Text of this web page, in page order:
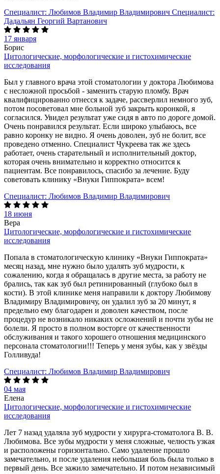
Специалист: Любимов Владимир Владимирович Специалист:
Дадальян Георгий Вартанович
17 января
Борис
Цитологические, морфологические и гистохимические
исследования
Был у главного врача этой стоматологии у доктора Любимова
с несложной просьбой - заменить старую пломбу. Врач
квалифицированно отнесся к задаче, рассверлил немного зуб,
потом посоветовал мне больной зуб закрыть коронкой, я
согласился. Увидел результат уже сидя в авто по дороге домой.
Очень понравился результат. Если широко улыбаюсь, все
равно коронку не видно. Я очень доволен, зуб не болит, все
проведено отменно. Специалист Чукреева так же здесь
работает, очень старательный и исполнительный доктор,
которая очень внимательно и корректно относится к
пациентам. Все понравилось, спасибо за лечение. Буду
советовать клинику «Внуки Гиппократа» всем!
Специалист: Любимов Владимир Владимирович
18 июня
Вера
Цитологические, морфологические и гистохимические
исследования
Попала в стоматологическую клинику «Внуки Гиппократа»
месяц назад, мне нужно было удалять зуб мудрости, к
сожалению, когда я обращалась в другие места, за работу не
брались, так как зуб был ретинированный (глубоко был в
кости). В этой клинике меня направили к доктору Любимову
Владимиру Владимировичу, он удалил зуб за 20 минут, я
предельно ему благодарен и доволен качеством, после
процедур не возникало никаких осложнений и почти зубы не
болели. Я просто в полном восторге от качественности
обслуживания и такого хорошего отношения медицинского
персонала стоматологии!!! Теперь у меня зубы, как у звёзды
Голливуда!
Специалист: Любимов Владимир Владимирович
04 мая
Елена
Цитологические, морфологические и гистохимические
исследования
Лет 7 назад удаляла зуб мудрости у хирурга-стоматолога В. В.
Любимова. Все зубы мудрости у меня сложные, челюсть узкая
и расположены горизонтально. Само удаление прошло
замечательно, и после удаления небольшая боль была только в
первый день. Все зажило замечательно. И потом независимый